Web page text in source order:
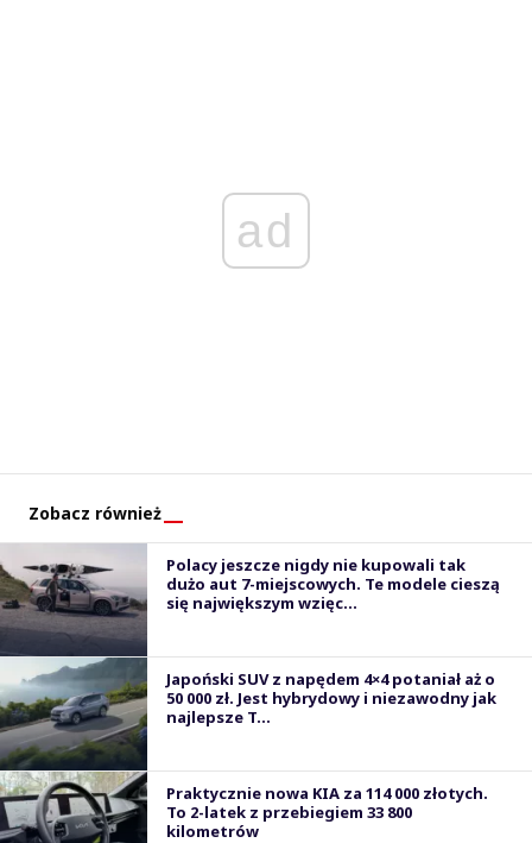
ad
Zobacz również
Polacy jeszcze nigdy nie kupowali tak
dużo aut 7-miejscowych. Te modele cieszą
się największym wzięc...
Japoński SUV z napędem 4×4 potaniał aż o
50 000 zł. Jest hybrydowy i niezawodny jak
najlepsze T...
Praktycznie nowa KIA za 114 000 złotych.
To 2-latek z przebiegiem 33 800
kilometrów